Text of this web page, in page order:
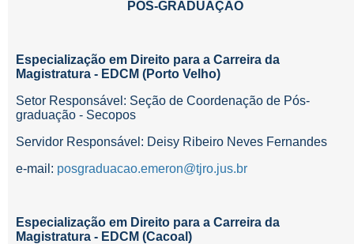
PÓS-GRADUAÇÃO
Especialização em Direito para a Carreira da
Magistratura - EDCM (Porto Velho)
Setor Responsável: Seção de Coordenação de Pós-
graduação - Secopos
Servidor Responsável: Deisy Ribeiro Neves Fernandes
e-mail: posgraduacao.emeron@tjro.jus.br
Especialização em Direito para a Carreira da
Magistratura - EDCM (Cacoal)